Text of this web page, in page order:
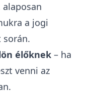
a jogi
során.
élőknek – ha
venni az